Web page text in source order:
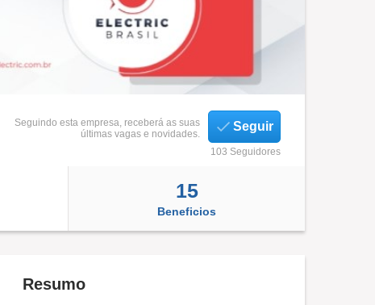
Seguindo esta empresa, receberá as suas
últimas vagas e novidades.
Seguir
103 Seguidores
15
Beneficios
Resumo